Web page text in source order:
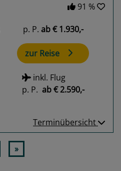
91 %
p. P. ab€ 1.930,-
zur Reise
inkl. Flug
p. P. ab€ 2.590,-
Terminübersicht
»